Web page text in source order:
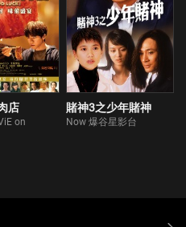
店
on
賭神3之少年賭神
Now 爆谷星影台